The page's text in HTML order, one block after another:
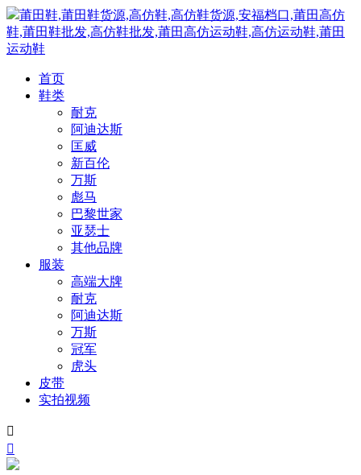
莆田鞋,莆田鞋货源,高仿鞋,高仿鞋货源,安福档口,莆田高仿
鞋,莆田鞋批发,高仿鞋批发,莆田高仿运动鞋,高仿运动鞋,莆田
运动鞋
首页
鞋类
耐克
阿迪达斯
匡威
新百伦
万斯
彪马
巴黎世家
亚瑟士
其他品牌
服装
高端大牌
耐克
阿迪达斯
万斯
冠军
虎头
皮带
实拍视频

